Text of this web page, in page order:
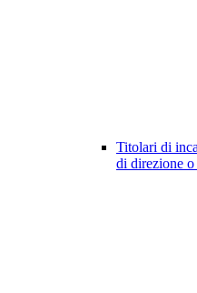
Titolari di
di direzione